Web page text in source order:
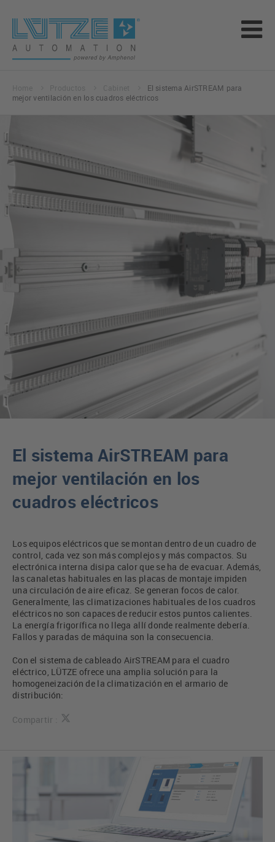
El sistema AirSTREAM para
mejor ventilación en los cuadros eléctricos
El sistema AirSTREAM para
mejor ventilación en los
cuadros eléctricos
Los equipos eléctricos que se montan dentro de un cuadro de
control, cada vez son más complejos y más compactos. Su
electrónica interna disipa calor que se ha de evacuar. Además,
las canaletas habituales en las placas de montaje impiden
una circulación de aire eficaz. Se generan focos de calor.
Generalmente, las climatizaciones habituales de los cuadros
eléctricos no son capaces de reducir estos puntos calientes.
La energía frigorífica no llega allí donde realmente debería.
Fallos y paradas de máquina son la consecuencia.
Con el sistema de cableado AirSTREAM para el cuadro
eléctrico, LÜTZE ofrece una amplia solución para la
homogeneización de la climatización en el armario de
distribución:
Compartir :